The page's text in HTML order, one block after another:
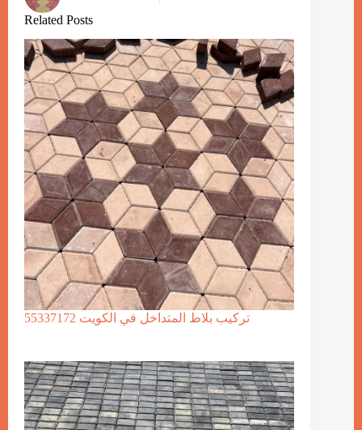
Related Posts
تركيب بلاط المتداخل في الكويت 55337172